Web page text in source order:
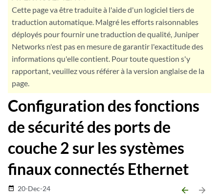
Cette page va être traduite à l'aide d'un logiciel tiers de
traduction automatique. Malgré les efforts raisonnables
déployés pour fournir une traduction de qualité, Juniper
Networks n'est pas en mesure de garantir l'exactitude des
informations qu'elle contient. Pour toute question s'y
rapportant, veuillez vous référer à la version anglaise de la
page.
Configuration des fonctions
de sécurité des ports de
couche 2 sur les systèmes
finaux connectés Ethernet
date_range 20-Dec-24 arrow_backward arrow_forward